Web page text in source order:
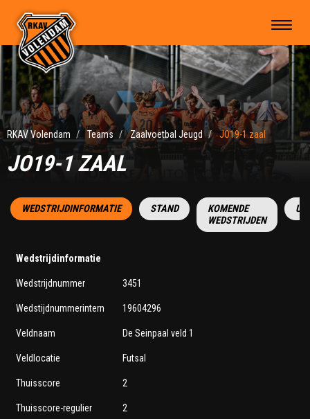
RKAV Volendam Teams Zaalvoetbal Jeugd JO19-1 zaal
JO19-1 ZAAL
WEDSTRIJDINFORMATIE STAND
KOMENDE
WEDSTRIJDEN
Wedstrijdinformatie
Wedstrijdnummer 3451
Wedstijdnummerintern 19604296
Veldnaam De Seinpaal veld 1
Veldlocatie Futsal
Thuisscore 2
Thuisscore-regulier 2